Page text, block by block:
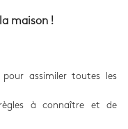
maison !
assimiler toutes les
à connaître et de